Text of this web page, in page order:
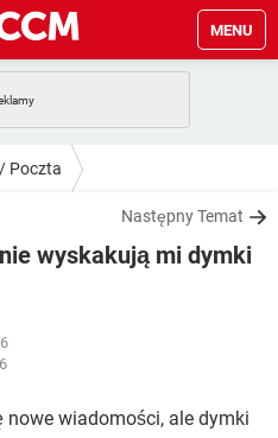
MENU
WHATSAPP
FACEBOOK
TIKTOK
TIKTOK
WHATSAPP
Poczta
Następny Temat
wyskakują mi dymki
nowe wiadomości, ale dymki